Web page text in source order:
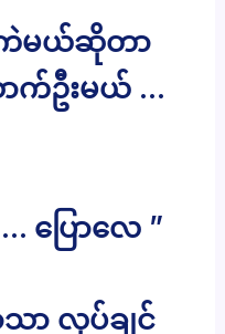
မယ်ဆိုတာ
က်ဦးမယ် …
ပြောလေ ”
ာ လုပ်ချင်